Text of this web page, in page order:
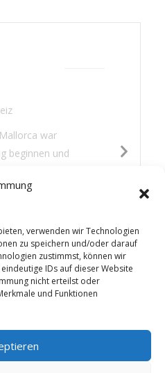
verwenden wir Technologien
zu speichern und/oder darauf
zustimmst, können wir
IDs auf dieser Website
nicht erteilst oder
und Funktionen
war
beginnen und
gut getan: die
lesen, gutes Essen
– die Mischung war